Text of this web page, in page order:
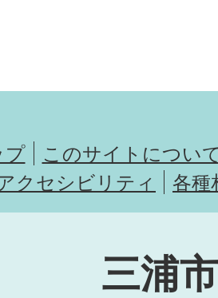
プ
このサイトについ
クセシビリティ
各種
三浦市